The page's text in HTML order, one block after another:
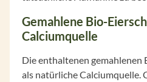
Gemahlene Bio-
Calciumquelle
Die enthaltenen gemahlenen
als natürliche Calciumquelle.